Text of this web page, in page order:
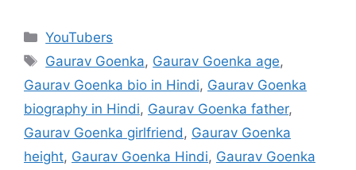
Categories
YouTubers
Tags
Gaurav Goenka, Gaurav Goenka age,
Gaurav Goenka bio in Hindi, Gaurav Goenka
biography in Hindi, Gaurav Goenka father,
Gaurav Goenka girlfriend, Gaurav Goenka
height, Gaurav Goenka Hindi, Gaurav Goenka